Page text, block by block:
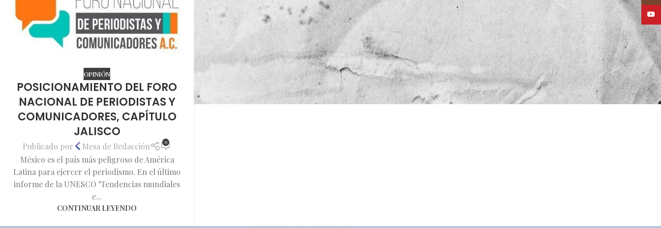
OPINIÓN
POSICIONAMIENTO DEL FORO
NACIONAL DE PERIODISTAS Y
COMUNICADORES, CAPÍTULO
JALISCO
Publicado por Mesa de Redacción 0
México es el país más peligroso de América
Latina para ejercer el periodismo. En el último
informe de la UNESCO "Tendencias mundiales
e...
CONTINUAR LEYENDO